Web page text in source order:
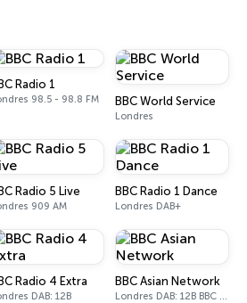
Radio 1
98.5 - 98.8 FM BBC World Service
Londres
Radio 5 Live
909 AM
BBC Radio 1 Dance
Londres DAB+
Radio 4 Extra
DAB: 12B
BBC Asian Network
Londres DAB: 12B BBC National DAB